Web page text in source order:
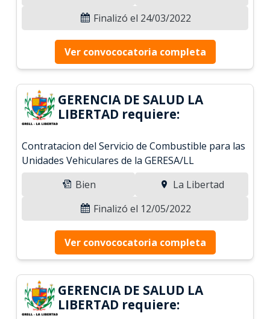
Finalizó el 24/03/2022
Ver convococatoria completa
GERENCIA DE SALUD LA
LIBERTAD requiere:
Contratacion del Servicio de Combustible para las
Unidades Vehiculares de la GERESA/LL
Bien
La Libertad
Finalizó el 12/05/2022
Ver convococatoria completa
GERENCIA DE SALUD LA
LIBERTAD requiere: